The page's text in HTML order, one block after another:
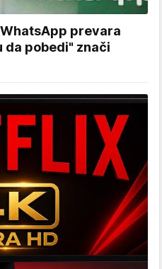
prevara
da pobedi" znači